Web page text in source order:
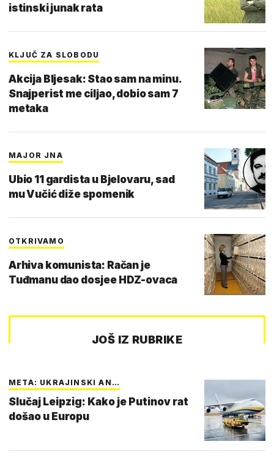
istinski junak rata
KLJUČ ZA SLOBODU
Akcija Bljesak: Stao sam na minu.
Snajperist me ciljao, dobio sam 7
metaka
MAJOR JNA
Ubio 11 gardista u Bjelovaru, sad
mu Vučić diže spomenik
OTKRIVAMO
Arhiva komunista: Račan je
Tuđmanu dao dosjee HDZ-ovaca
JOŠ IZ RUBRIKE
META: UKRAJINSKI AN…
Slučaj Leipzig: Kako je Putinov rat
došao u Europu